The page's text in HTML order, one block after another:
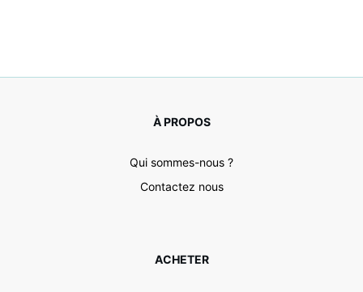
À PROPOS
Qui sommes-nous ?
Contactez nous
ACHETER